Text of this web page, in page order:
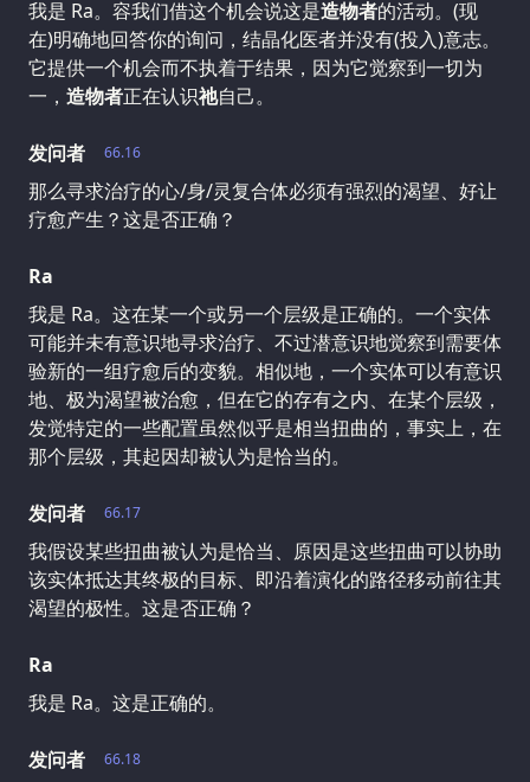
我是 Ra。容我们借这个机会说这是造物者的活动。(现
在)明确地回答你的询问，结晶化医者并没有(投入)意志。
它提供一个机会而不执着于结果，因为它觉察到一切为
一， 造物者正在认识祂自己。
66.16
发问者
那么寻求治疗的心/身/灵复合体必须有强烈的渴望、好让
疗愈产生？这是否正确？
Ra
我是 Ra。这在某一个或另一个层级是正确的。一个实体
可能并未有意识地寻求治疗、不过潜意识地觉察到需要体
验新的一组疗愈后的变貌。相似地，一个实体可以有意识
地、极为渴望被治愈，但在它的存有之内、在某个层级，
发觉特定的一些配置虽然似乎是相当扭曲的，事实上，在
那个层级，其起因却被认为是恰当的。
66.17
发问者
我假设某些扭曲被认为是恰当、原因是这些扭曲可以协助
该实体抵达其终极的目标、即沿着演化的路径移动前往其
渴望的极性。这是否正确？
Ra
我是 Ra。这是正确的。
66.18
发问者